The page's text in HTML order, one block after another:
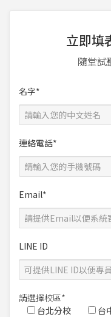
立即填
隨堂試
名字*
連絡電話*
Email*
LINE ID
請選擇校區*
台北分校
台